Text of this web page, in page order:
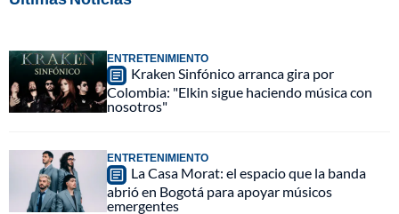
ENTRETENIMIENTO
Kraken Sinfónico arranca gira por
Colombia: "Elkin sigue haciendo música con
nosotros"
ENTRETENIMIENTO
La Casa Morat: el espacio que la banda
abrió en Bogotá para apoyar músicos
emergentes